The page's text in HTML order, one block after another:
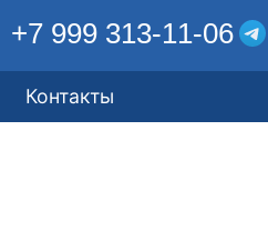
+7 999 313-11-06
Контакты